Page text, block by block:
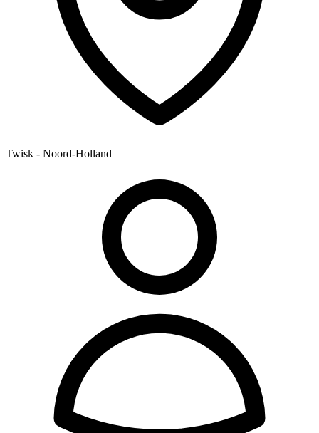
Twisk - Noord-Holland